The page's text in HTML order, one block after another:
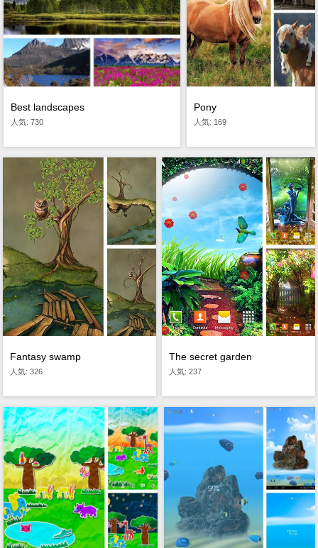
Best landscapes
人気: 730
Pony
人気: 169
Fantasy swamp
人気: 326
The secret garden
人気: 237